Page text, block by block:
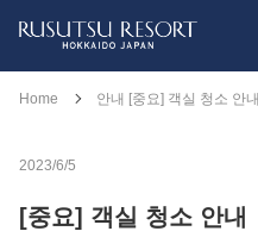
Home 안내 [중요] 객실 청소 안내
2023/6/5
[중요] 객실 청소 안내